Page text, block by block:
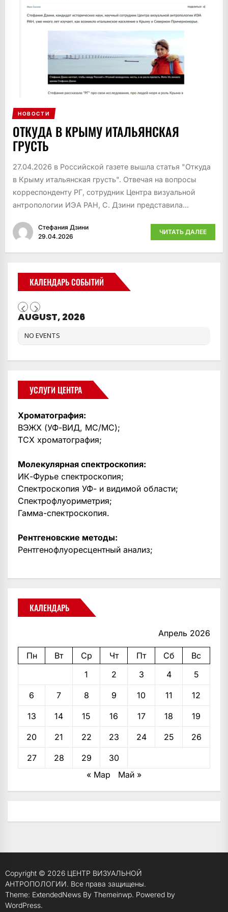
НОВОСТИ
ОТКУДА В КРЫМУ ИТАЛЬЯНСКАЯ
ГРУСТЬ
27.04.2026 в Российской газете вышла статья "Откуда
в Крыму итальянская грусть". Отвечая на вопросы
корреспонденту РГ, сотрудник Центра визуальной
антропологии ИЭА РАН, С. Дзини представила...
Стефания Дзини
29.04.2026
ЧИТАТЬ ДАЛЕЕ
КАЛЕНДАРЬ СОБЫТИЙ
AUGUST, 2026
NO EVENTS
УСЛУГИ ЦЕНТРА
Хроматография:
ВЭЖХ (УФ-ВИД, МС/МС);
ТСХ хроматография;
Молекулярная спектроскопия:
ИК-Фурье спектроскопия;
Спектроскопия УФ- и видимой области;
Спектрофлуориметрия;
Гамма-спектроскопия.
Рентгеновские методы:
Рентгенофлуоресцентный анализ;
КАЛЕНДАРЬ
Апрель 2026
Пн Вт Ср Чт Пт Сб
Вс
1
2 3 4 5
6 7 8 9 10 11 12
13 14 15 16 17 18 19
20 21 22 23 24 25 26
27 28 29
30
« Мар
Май »
Copyright © 2026 ЦЕНТР ВИЗУАЛЬНОЙ
АНТРОПОЛОГИИ. Все права защищены.
Theme: ExtendedNews By Themeinwp. Powered by
WordPress.